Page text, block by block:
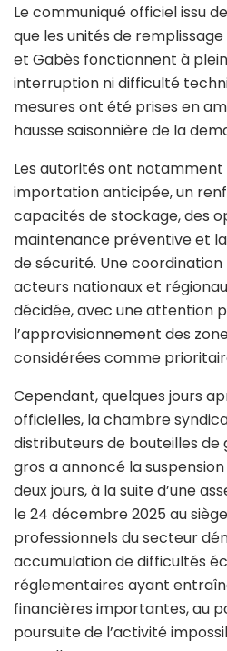
Le communiqué officiel issu
que les unités de
et Gabès fonctionnent à
interruption ni difficulté
mesures ont été prises en
hausse saisonnière de la
Les autorités ont notamment
importation anticipée, un
capacités de stockage, des
maintenance préventive et
de sécurité. Une
acteurs nationaux et
décidée, avec une attention
l’approvisionnement des
considérées comme
Cependant, quelques jours
officielles, la chambre
distributeurs de bouteilles de
gros a annoncé la
deux jours, à la suite d’une
le 24 décembre 2025 au siège
professionnels du secteur
accumulation de difficultés
réglementaires ayant
financières importantes, au
poursuite de l’activité